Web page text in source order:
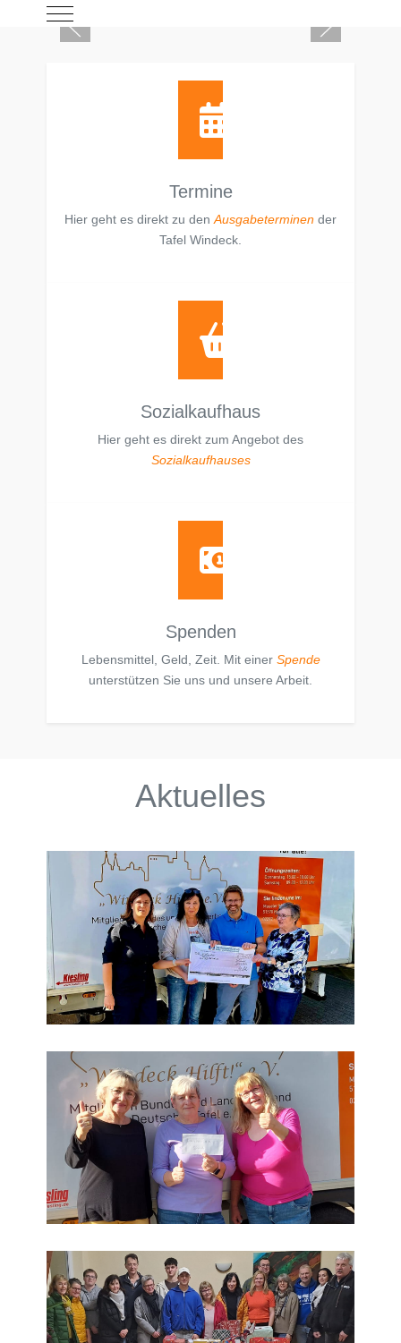
Mobile Menu Toggle
Termine
Hier geht es direkt zu den Ausgabeterminen der
Tafel Windeck.
Sozialkaufhaus
Hier geht es direkt zum Angebot des
Sozialkaufhauses
Spenden
Lebensmittel, Geld, Zeit. Mit einer Spende
unterstützen Sie uns und unsere Arbeit.
Aktuelles